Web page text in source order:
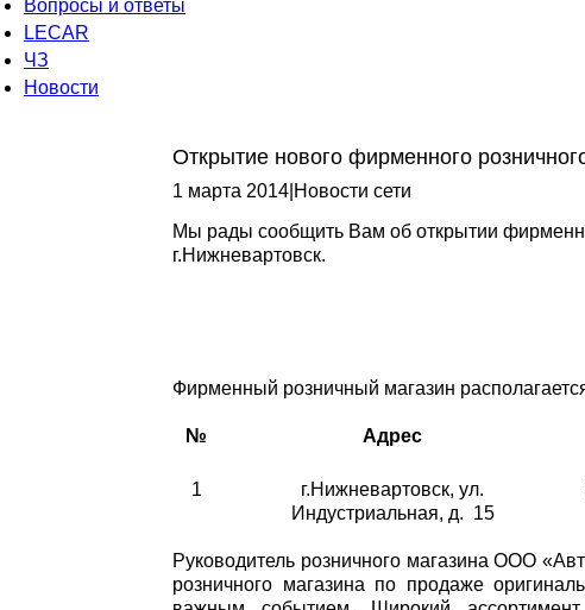
Вопросы и ответы
LECAR
ЧЗ
Новости
Открытие нового фирменного
1 марта 2014 Новости сети
Мы рады сообщить Вам об открытии
г.Нижневартовск.
Фирменный розничный магазин
№ Адрес
1
г.Нижневартовск, ул.
Индустриальная, д. 15
Руководитель розничного магазина ООО
розничного магазина по продаже